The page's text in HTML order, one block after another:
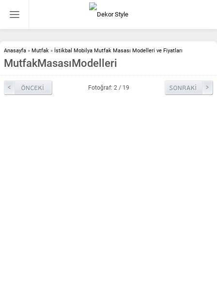
Anasayfa » Mutfak » İstikbal Mobilya Mutfak Masası Modelleri ve Fiyatları
MutfakMasasıModelleri
Fotoğraf: 2 / 19